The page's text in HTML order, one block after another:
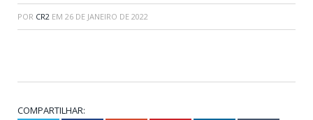
POR CR2 EM 26 DE JANEIRO DE 2022
COMPARTILHAR: